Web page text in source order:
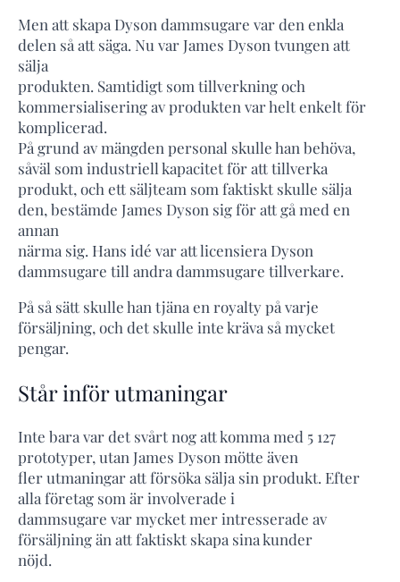
Men att skapa Dyson dammsugare var den enkla
delen så att säga. Nu var James Dyson tvungen att
sälja
produkten. Samtidigt som tillverkning och
kommersialisering av produkten var helt enkelt för
komplicerad.
På grund av mängden personal skulle han behöva,
såväl som industriell kapacitet för att tillverka
produkt, och ett säljteam som faktiskt skulle sälja
den, bestämde James Dyson sig för att gå med en
annan
närma sig. Hans idé var att licensiera Dyson
dammsugare till andra dammsugare tillverkare.
På så sätt skulle han tjäna en royalty på varje
försäljning, och det skulle inte kräva så mycket
pengar.
Står inför utmaningar
Inte bara var det svårt nog att komma med 5 127
prototyper, utan James Dyson mötte även
fler utmaningar att försöka sälja sin produkt. Efter
alla företag som är involverade i
dammsugare var mycket mer intresserade av
försäljning än att faktiskt skapa sina kunder
nöjd.